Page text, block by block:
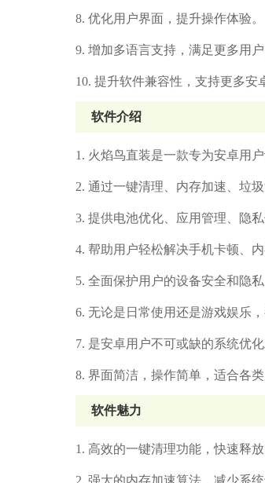
8. 优化用户界面，提升操作体验。
9. 增加多语言支持，满足更多用户
10. 提升软件兼容性，支持更多安
软件介绍
1. 火焰鸟直装是一款专为安卓用
2. 通过一键清理、内存加速、垃
3. 提供电池优化、应用管理、隐私
4. 帮助用户轻松解决手机卡顿、内
5. 全面保护用户的设备安全和隐私
6. 无论是日常使用还是游戏娱乐
7. 是安卓用户不可或缺的系统优化
8. 界面简洁，操作简单，适合各类
软件魅力
1. 高效的一键清理功能，快速释放